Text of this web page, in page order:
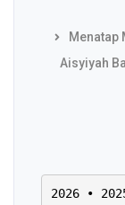
Menatap
Aisyiyah
2026 •